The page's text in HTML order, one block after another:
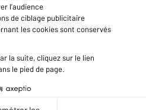
et Barèmes d'honoraires
personnelles